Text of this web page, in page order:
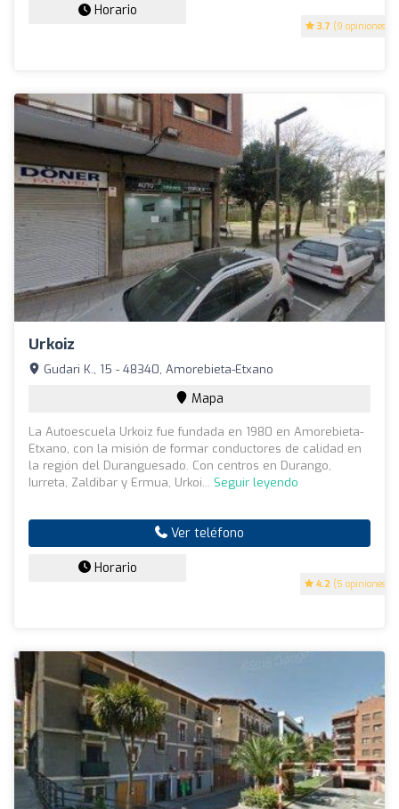
3.7 (9 opiniones)
Horario
Urkoiz
4.2 (5 opiniones)
Gudari K., 15 - 48340, Amorebieta-Etxano
Mapa
La Autoescuela Urkoiz fue fundada en 1980 en Amorebieta-
Etxano, con la misión de formar conductores de calidad en
la región del Duranguesado. Con centros en Durango,
Iurreta, Zaldibar y Ermua, Urkoi... Seguir leyendo
Ver teléfono
Horario